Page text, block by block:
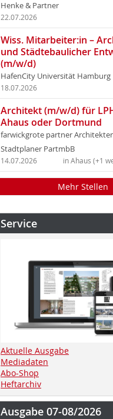
Henke & Partner
22.07.2026
Wiss. Mitarbeiter:in –
und Städtebaulicher
(m/w/d)
HafenCity Universität Hamburg
18.07.2026
Architekt (m/w/d) für
Ahaus oder Dortmund
farwickgrote partner
Stadtplaner PartmbB
in Ahaus (+1
14.07.2026
Mehr Stellen
Service
Aktuelle Ausgabe
Mediadaten
Abo-Shop
Heftarchiv
Ausgabe 07-08/2026